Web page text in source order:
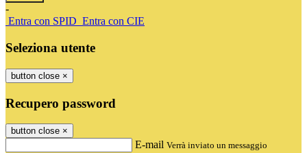
-
Entra con SPID Entra con CIE
Seleziona utente
button close ×
Recupero password
button close ×
E-mail Verrà inviato un messaggio